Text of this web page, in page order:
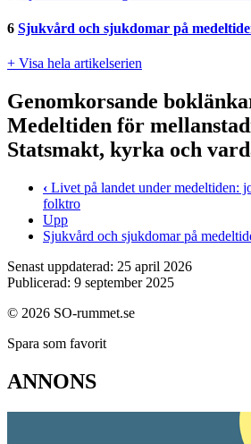
6 Sjukvård och sjukdomar på
+ Visa hela artikelserien
Genomkorsande
Medeltiden för
Statsmakt, kyrka och
‹ Livet på landet under medeltiden:
folktro
Upp
Sjukvård och sjukdomar på
Senast uppdaterad: 25 april 2026
Publicerad: 9 september 2025
© 2026 SO-rummet.se
Spara som favorit
ANNONS